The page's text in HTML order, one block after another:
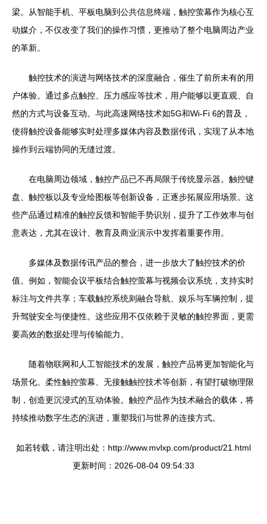
梁。从智能手机、平板电脑到公共信息终端，触控萤幕作为核心互
动媒介，不仅改变了我们的操作习惯，更推动了整个电脑周边产业
的革新。
触控技术的演进与网络技术的深度融合，催生了前所未有的用
户体验。通过多点触控、压力感应等技术，用户能够以更直观、自
然的方式与设备互动。与此高速网络技术如5G和Wi-Fi 6的普及，
使得触控设备能够实时处理多媒体内容及数据传讯，实现了从本地
操作到云端协同的无缝过渡。
在电脑周边领域，触控产品已不再局限于传统显示器。触控键
盘、触控板以及专业绘图板等创新设备，正逐步拓展应用场景。这
些产品通过精准的触控反馈和智能手势识别，提升了工作效率与创
意表达，尤其在设计、教育及商业演示中发挥着重要作用。
多媒体及数据传讯产品的整合，进一步放大了触控技术的价
值。例如，智能会议平板结合触控萤幕与视频会议系统，支持实时
标注与文件共享；车载触控系统则融合导航、娱乐与车辆控制，提
升驾驶安全与便捷性。这些应用不仅依赖于灵敏的触控界面，更需
要高效的数据处理与传输能力。
随着物联网和人工智能技术的发展，触控产品将更加智能化与
场景化。柔性触控萤幕、无接触触控技术等创新，有望打破物理限
制，创造更沉浸式的互动体验。触控产品作为技术融合的载体，将
持续推动数字生态的演进，重塑我们与世界的连接方式。
如若转载，请注明出处：http://www.mvlxp.com/product/21.html
更新时间：2026-08-04 09:54:33